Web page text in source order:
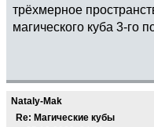
трёхмерное
магического куба 3-го
Nataly-Mak
Re: Магические кубы